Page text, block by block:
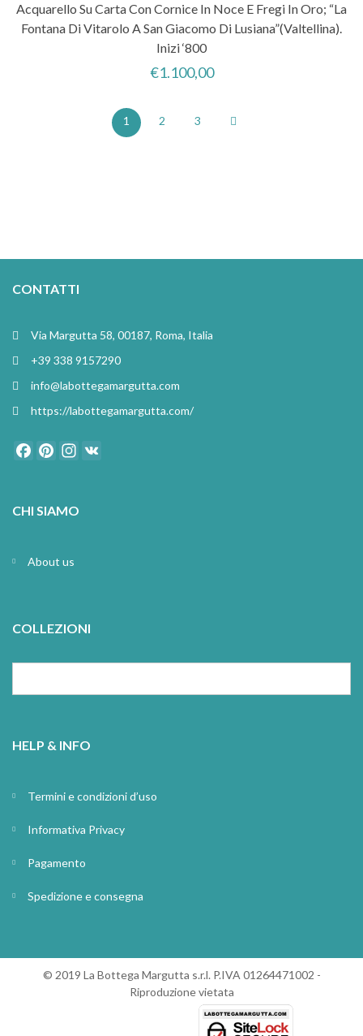
Acquarello Su Carta Con Cornice In Noce E Fregi In Oro; “La
Fontana Di Vitarolo A San Giacomo Di Lusiana”(Valtellina).
Inizi ‘800
€1.100,00
1 2 3
CONTATTI
Via Margutta 58, 00187, Roma, Italia
+39 338 9157290
info@labottegamargutta.com
https://labottegamargutta.com/
FacebookPinterestInstagram
CHI SIAMO
About us
COLLEZIONI
HELP & INFO
Termini e condizioni d’uso
Informativa Privacy
Pagamento
Spedizione e consegna
© 2019 La Bottega Margutta s.r.l. P.IVA 01264471002 -
Riproduzione vietata